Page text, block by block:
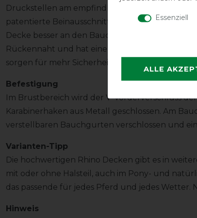
Druckstellen am empfindlichen Widerrist
patentierte Beinausschnitt gibt dem Pferd
Decke besser an den Bauch schmiegen, damit
Rückennaht und hat einen langen Schweiflatz.
sorgen für mehr Sicherheit in der dunklen
Befestigung
Im Brustbereich wird der V-Vorderverschluss
Karabinerhaken aus Metall geschlossen. Am
verstellbaren Bauchgurten verschlossen und
Varianten-Tipp
Die hochwertigen Rhino Decken gibt es in
mit oder ohne Halsteil, auch im Pony- und
das passende für jedes Pferd und jedes
Hinweis
Essenziell
ALLE